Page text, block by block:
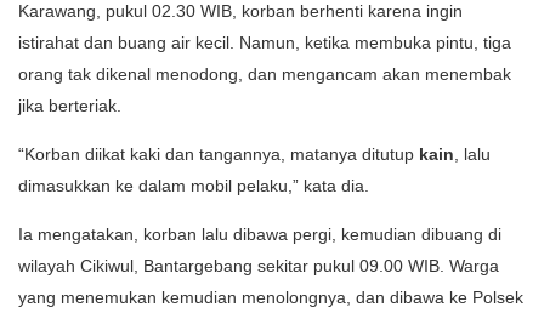
Karawang, pukul 02.30 WIB, korban berhenti karena ingin
istirahat dan buang air kecil. Namun, ketika membuka pintu, tiga
orang tak dikenal menodong, dan mengancam akan menembak
jika berteriak.
“Korban diikat kaki dan tangannya, matanya ditutup kain, lalu
dimasukkan ke dalam mobil pelaku,” kata dia.
Ia mengatakan, korban lalu dibawa pergi, kemudian dibuang di
wilayah Cikiwul, Bantargebang sekitar pukul 09.00 WIB. Warga
yang menemukan kemudian menolongnya, dan dibawa ke Polsek